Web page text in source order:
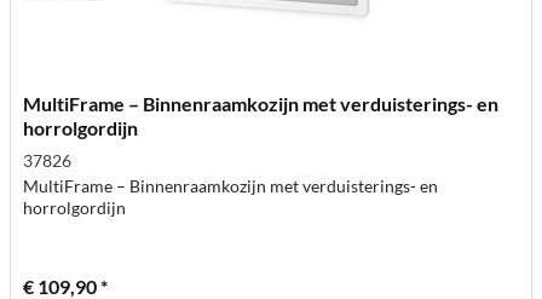
MultiFrame – Binnenraamkozijn met verduisterings- en
horrolgordijn
37826
MultiFrame – Binnenraamkozijn met verduisterings- en
horrolgordijn
€ 109,90 *